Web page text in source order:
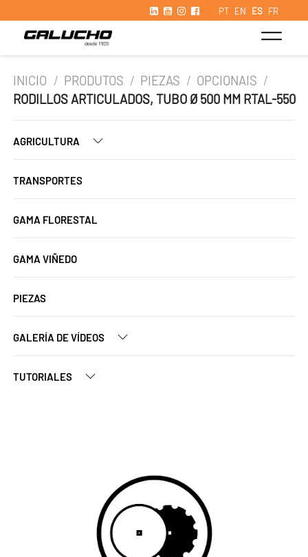
PT EN ES FR
INICIO / PRODUTOS / PIEZAS / OPCIONAIS /
RODILLOS ARTICULADOS, TUBO Ø 500 MM RTAL-550
AGRICULTURA
TRANSPORTES
GAMA FLORESTAL
GAMA VIÑEDO
PIEZAS
GALERÍA DE VÍDEOS
TUTORIALES